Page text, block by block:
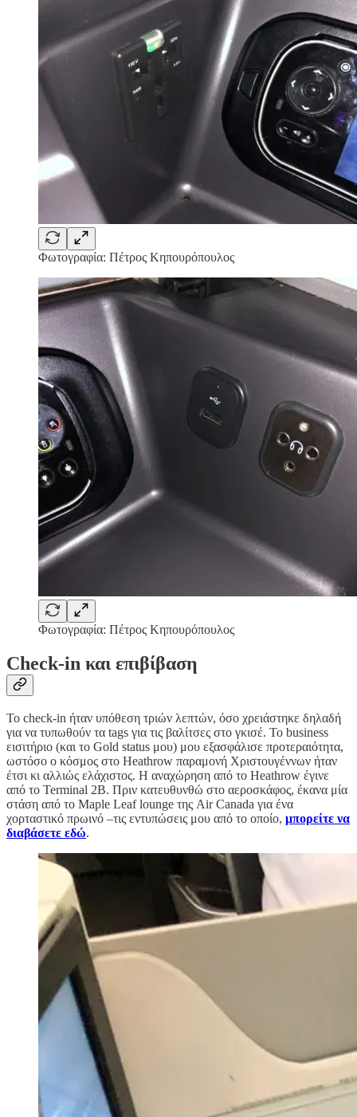
Φωτογραφία: Πέτρος Κηπουρόπουλος
Φωτογραφία: Πέτρος Κηπουρόπουλος
Check-in και επιβίβαση
Το check-in ήταν υπόθεση τριών λεπτών, όσο χρειάστηκε δηλαδή
για να τυπωθούν τα tags για τις βαλίτσες στο γκισέ. Το business
εισιτήριο (και το Gold status μου) μου εξασφάλισε προτεραιότητα,
ωστόσο ο κόσμος στο Heathrow παραμονή Χριστουγέννων ήταν
έτσι κι αλλιώς ελάχιστος. Η αναχώρηση από το Heathrow έγινε
από το Terminal 2B. Πριν κατευθυνθώ στο αεροσκάφος, έκανα μία
στάση από το Maple Leaf lounge της Air Canada για ένα
χορταστικό πρωινό –τις εντυπώσεις μου από το οποίο, μπορείτε να
διαβάσετε εδώ.